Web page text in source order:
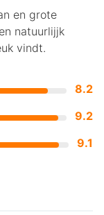
8.2
9.2
9.1
en grote
natuurlijjk
vindt.